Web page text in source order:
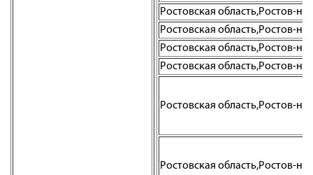
Ростовская область,Ростов-
Ростовская область,Ростов-
Ростовская область,Ростов-
Ростовская область,Ростов-
Ростовская область,Ростов-
Ростовская область,Ростов-